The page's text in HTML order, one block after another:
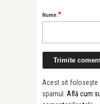
Nume:*
Acest sit folosește
spamul. Află cum